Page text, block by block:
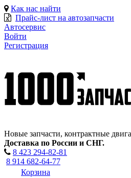
Как нас найти
Прайс-лист на автозапчасти
Автосервис
Войти
Регистрация
Новые запчасти, контрактные
Доставка по России и СНГ.
8 423 294-82-81
8 914 682-64-77
Корзина